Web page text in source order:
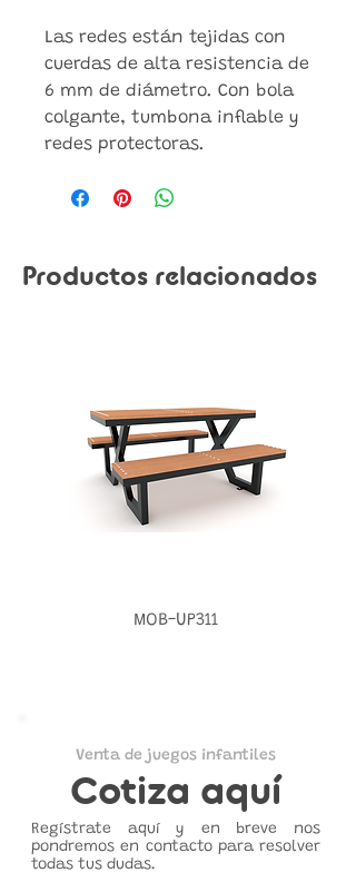
Las redes están tejidas con
cuerdas de alta resistencia de
6 mm de diámetro. Con bola
colgante, tumbona inflable y
redes protectoras.
Productos relacionados
MOB-UP311
Venta de juegos infantiles
Cotiza aquí
Regístrate aquí y en breve nos
pondremos en contacto para resolver
todas tus dudas.